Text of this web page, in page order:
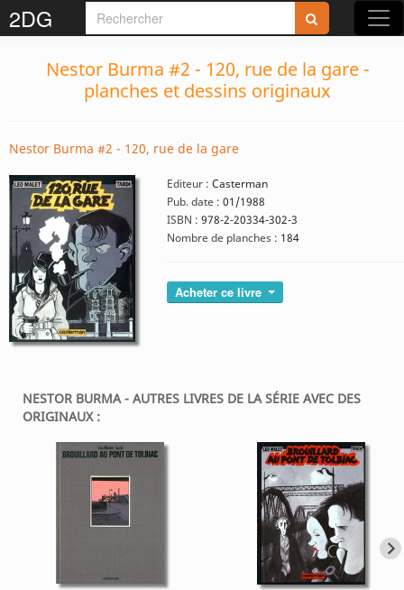
2DG
Nestor Burma #2 - 120, rue de la gare -
planches et dessins originaux
Nestor Burma #2 - 120, rue de la gare
Editeur : Casterman
Pub. date : 01/1988
ISBN : 978-2-20334-302-3
Nombre de planches : 184
Acheter ce livre
NESTOR BURMA - AUTRES LIVRES DE LA SÉRIE AVEC DES
ORIGINAUX :